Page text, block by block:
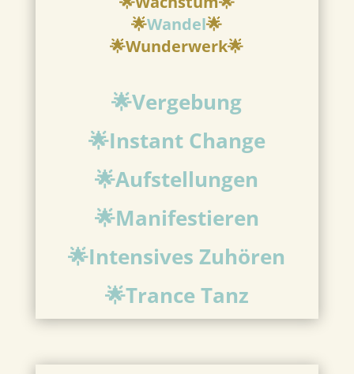
🌟Wandel🌟
🌟Wunderwerk🌟
🌟Vergebung
🌟Instant Change
🌟Aufstellungen
🌟Manifestieren
🌟IntensivesZuhören
🌟Trance Tanz